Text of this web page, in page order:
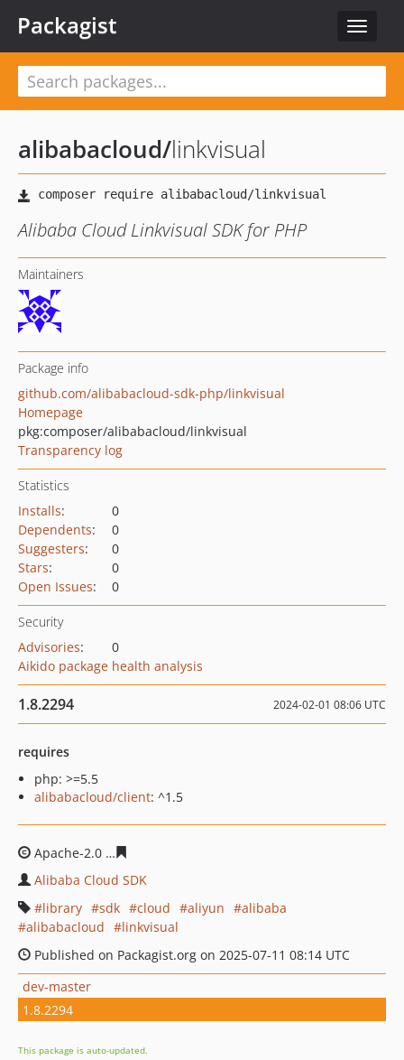
Toggle
Packagist
alibabacloud/linkvisual
Alibaba Cloud Linkvisual SDK for PHP
Maintainers
Package info
github.com/alibabacloud-sdk-php/linkvisual
Homepage
pkg:composer/alibabacloud/linkvisual
Transparency log
Statistics
Installs:
0
Dependents:
0
Suggesters:
0
Stars:
0
Open Issues: 0
Security
Advisories:
0
Aikido package health analysis
1.8.2294 2024-02-01 08:06 UTC
requires
php: >=5.5
alibabacloud/client: ^1.5
Apache-2.0
Alibaba Cloud SDK
library
sdk cloud aliyun
alibaba
alibabacloud
linkvisual
Published on Packagist.org on 2025-07-11 08:14 UTC
dev-master
1.8.2294
This package is auto-updated.